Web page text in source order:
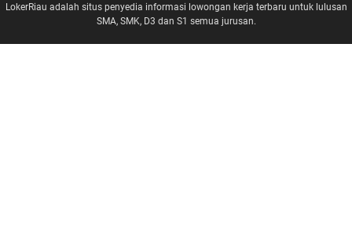
LokerRiau adalah situs penyedia informasi lowongan kerja terbaru untuk lulusan
SMA, SMK, D3 dan S1 semua jurusan.